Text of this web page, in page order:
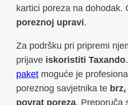
kartici poreza na dohodak.
poreznoj upravi.
Za podršku pri pripremi
prijave iskoristiti Taxando
paket moguće je
poreznog savjetnika te
povrat poreza. Preporuča